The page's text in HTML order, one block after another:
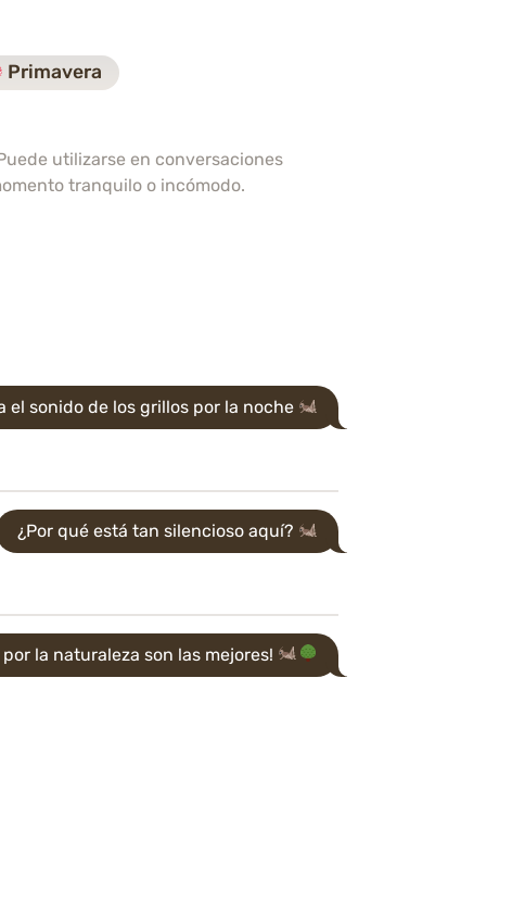
Primavera
utilizarse en conversaciones
tranquilo o incómodo.
el sonido de los grillos por la noche
¿Por qué está tan silencioso aquí?
por la naturaleza son las mejores!